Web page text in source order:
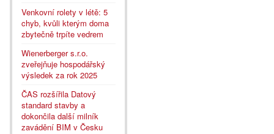
Venkovní rolety v létě: 5
chyb, kvůli kterým doma
zbytečně trpíte vedrem
Wienerberger s.r.o.
zveřejňuje hospodářský
výsledek za rok 2025
ČAS rozšířila Datový
standard stavby a
dokončila další milník
zavádění BIM v Česku